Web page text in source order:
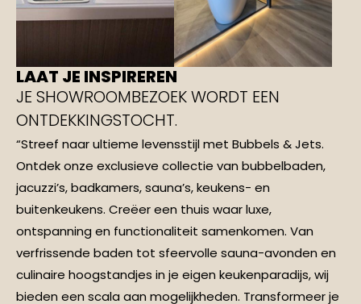
LAAT JE INSPIREREN
JE SHOWROOMBEZOEK WORDT EEN
ONTDEKKINGSTOCHT.
“Streef naar ultieme levensstijl met Bubbels & Jets.
Ontdek onze exclusieve collectie van bubbelbaden,
jacuzzi’s, badkamers, sauna’s, keukens- en
buitenkeukens. Creëer een thuis waar luxe,
ontspanning en functionaliteit samenkomen. Van
verfrissende baden tot sfeervolle sauna-avonden en
culinaire hoogstandjes in je eigen keukenparadijs, wij
bieden een scala aan mogelijkheden. Transformeer je